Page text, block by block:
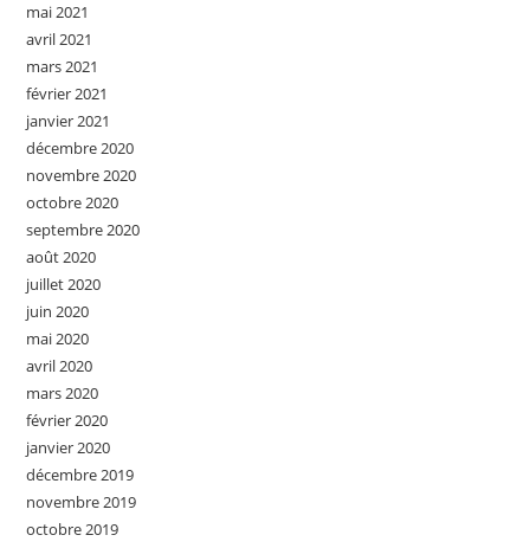
mai 2021
avril 2021
mars 2021
février 2021
janvier 2021
décembre 2020
novembre 2020
octobre 2020
septembre 2020
août 2020
juillet 2020
juin 2020
mai 2020
avril 2020
mars 2020
février 2020
janvier 2020
décembre 2019
novembre 2019
octobre 2019